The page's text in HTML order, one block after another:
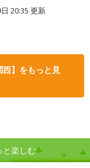
20:35 更新
西】をもっと見
と楽しむ